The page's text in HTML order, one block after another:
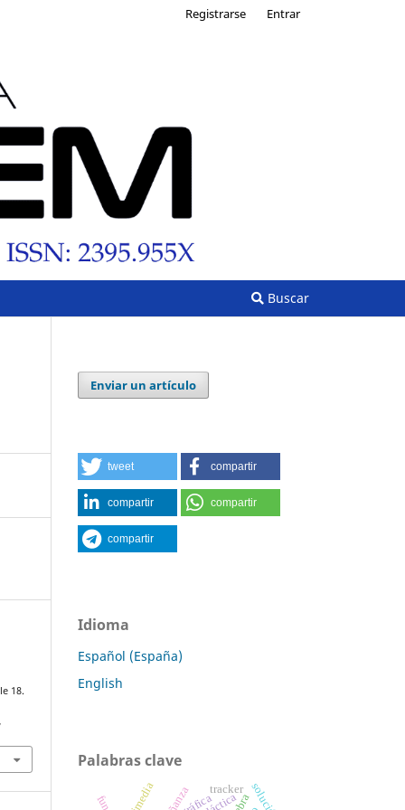
Buscar
Registrarse Entrar
18.
Enviar un artículo
tweet compartir
compartir compartir
compartir
Idioma
Español (España)
English
Palabras clave
tracker